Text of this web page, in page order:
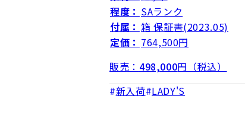
程度： SAランク
付属： 箱 保証書(2023.05)
定価： 764,500円
販売： 498,000円（税込）
新入荷 LADY'S